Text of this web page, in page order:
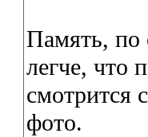
Память, по
легче, что
смотрится
фото.